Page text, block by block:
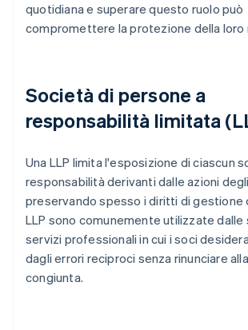
quotidiana e superare questo ruolo può
compromettere la protezione della loro
Società di persone a
responsabilità limitata
Una LLP limita l'esposizione di ciascun
responsabilità derivanti dalle azioni
preservando spesso i diritti di gestione
LLP sono comunemente utilizzate dalle
servizi professionali in cui i soci
dagli errori reciproci senza rinunciare
congiunta.